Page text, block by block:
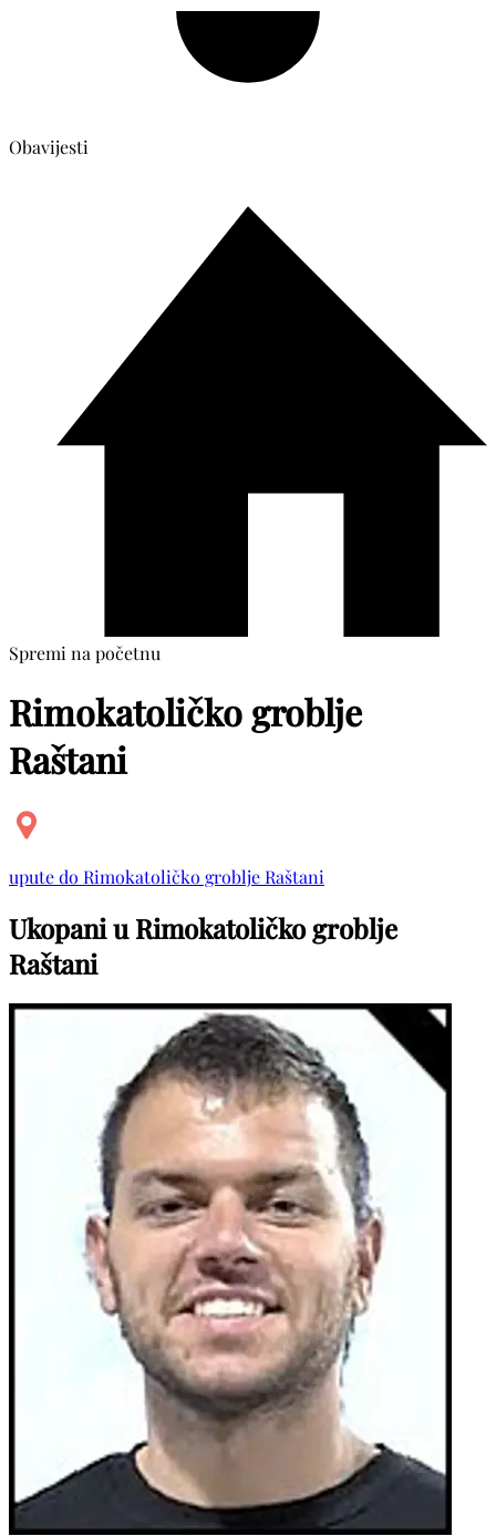
Obavijesti
Spremi na početnu
Rimokatoličko groblje
Raštani
upute do Rimokatoličko groblje Raštani
Ukopani u Rimokatoličko groblje
Raštani